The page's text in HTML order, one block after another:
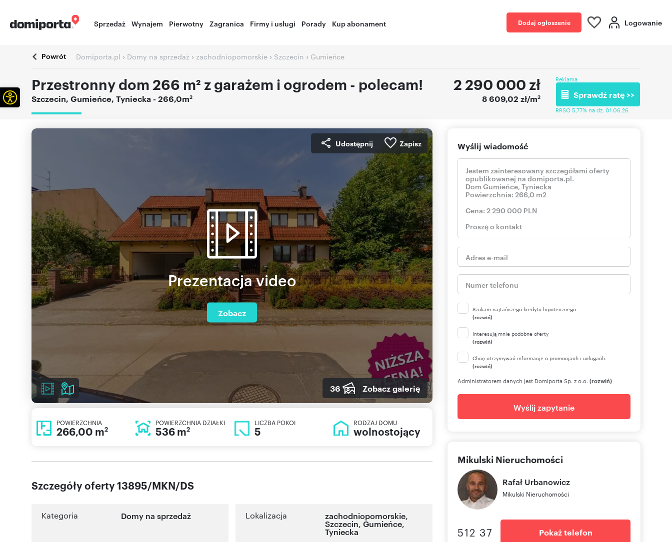
Sprzedaż Wynajem Pierwotny Zagranica Firmy i usługi Porady Kup abonament Dodaj ogłoszenie Logowanie
Powrót Domiporta.pl › Domy na sprzedaż › zachodniopomorskie › Szczecin › Gumieńce
Przestronny dom 266 m² z garażem i ogrodem - polecam!
Szczecin, Gumieńce, Tyniecka - 266,0m2
2 290 000 zł
8 609,02 zł/m2
Reklama
Sprawdź ratę >>
RRSO 5,77% na dz. 01.06.26
Udostępnij Zapisz
Prezentacja video
Zobacz
36 Zobacz galerię
POWIERZCHNIA
266,00 m2
POWIERZCHNIA DZIAŁKI
536 m2
LICZBA POKOI
5
RODZAJ DOMU
wolnostojący
Szczegóły oferty 13895/MKN/DS
Kategoria Domy na sprzedaż Lokalizacja zachodniopomorskie,
Szczecin,Gumieńce,
Tyniecka
Wyślij wiadomość
Szukam najtańszego kredytu hipotecznego
(rozwiń)
Interesują mnie podobne oferty
(rozwiń)
Chcę otrzymywać informacje o promocjach i usługach.
(rozwiń)
Administratorem danych jest Domiporta Sp. z o.o. (rozwiń)
Wyślij zapytanie
Mikulski Nieruchomości
Rafał Urbanowicz
Mikulski Nieruchomości
512 37 Pokaż telefon
Otwórz pasek narzędzi